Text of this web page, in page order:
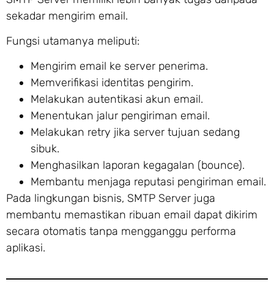
sekadar mengirim email.
Fungsi utamanya meliputi:
Mengirim email ke server penerima.
Memverifikasi identitas pengirim.
Melakukan autentikasi akun email.
Menentukan jalur pengiriman email.
Melakukan retry jika server tujuan sedang
sibuk.
Menghasilkan laporan kegagalan (bounce).
Membantu menjaga reputasi pengiriman email.
Pada lingkungan bisnis, SMTP Server juga
membantu memastikan ribuan email dapat dikirim
secara otomatis tanpa mengganggu performa
aplikasi.